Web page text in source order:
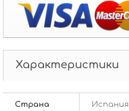
Характеристики
Страна Испания